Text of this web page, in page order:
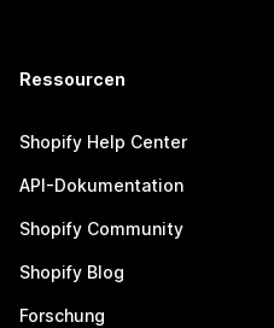
Ressourcen
Shopify Help Center
API-Dokumentation
Shopify Community
Shopify Blog
Forschung